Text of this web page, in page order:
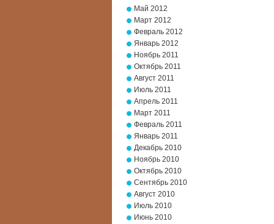
Май 2012
Март 2012
Февраль 2012
Январь 2012
Ноябрь 2011
Октябрь 2011
Август 2011
Июль 2011
Апрель 2011
Март 2011
Февраль 2011
Январь 2011
Декабрь 2010
Ноябрь 2010
Октябрь 2010
Сентябрь 2010
Август 2010
Июль 2010
Июнь 2010